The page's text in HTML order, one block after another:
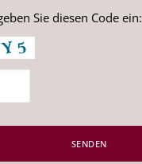
Sie diesen Code ein: